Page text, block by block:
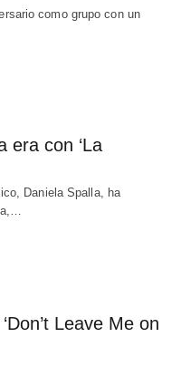
como grupo con un
era con ‘La
Daniela Spalla, ha
Leave Me on